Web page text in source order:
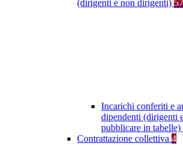
(dirigenti e non dirigenti) 57
Incarichi conferiti e
dipendenti (dirigenti
pubblicare in tabelle)
Contrattazione collettiva 4